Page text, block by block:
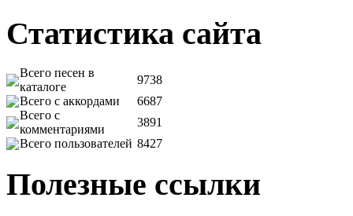
Статистика сайта
Всего песен в
каталоге
9738
Всего с аккордами
6687
Всего с
комментариями
3891
Всего пользователей 8427
Полезные ссылки